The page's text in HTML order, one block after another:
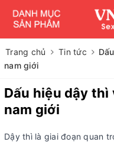
Trang chủ Tin tức
nam giới
Dấu hiệu dậy
nam giới
Dậy thì là giai đoạn quan